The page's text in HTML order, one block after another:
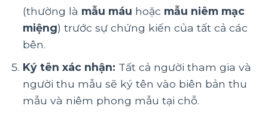
(thường là mẫu máu hoặc mẫu niêm mạc
miệng) trước sự chứng kiến của tất cả các
bên.
Ký tên xác nhận: Tất cả người tham gia và
người thu mẫu sẽ ký tên vào biên bản thu
mẫu và niêm phong mẫu tại chỗ.